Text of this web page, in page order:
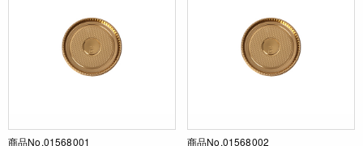
商品No.01568001 商品No.01568002